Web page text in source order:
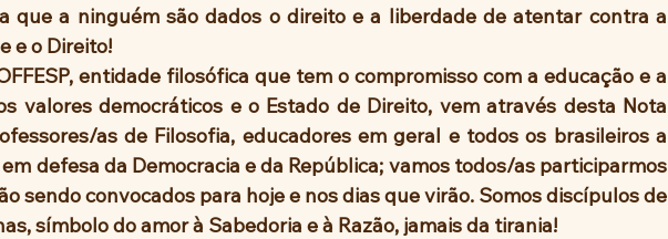
que a ninguém são dados o direito e a liberdade de atentar contra a
e o Direito!
valores democráticos e o Estado de Direito, vem através desta Nota
as de Filosofia, educadores em geral e todos os brasileiros a
defesa da Democracia e da República; vamos todos/as participarmos
sendo convocados para hoje e nos dias que virão. Somos discípulos de
símbolo do amor à Sabedoria e à Razão, jamais da tirania!